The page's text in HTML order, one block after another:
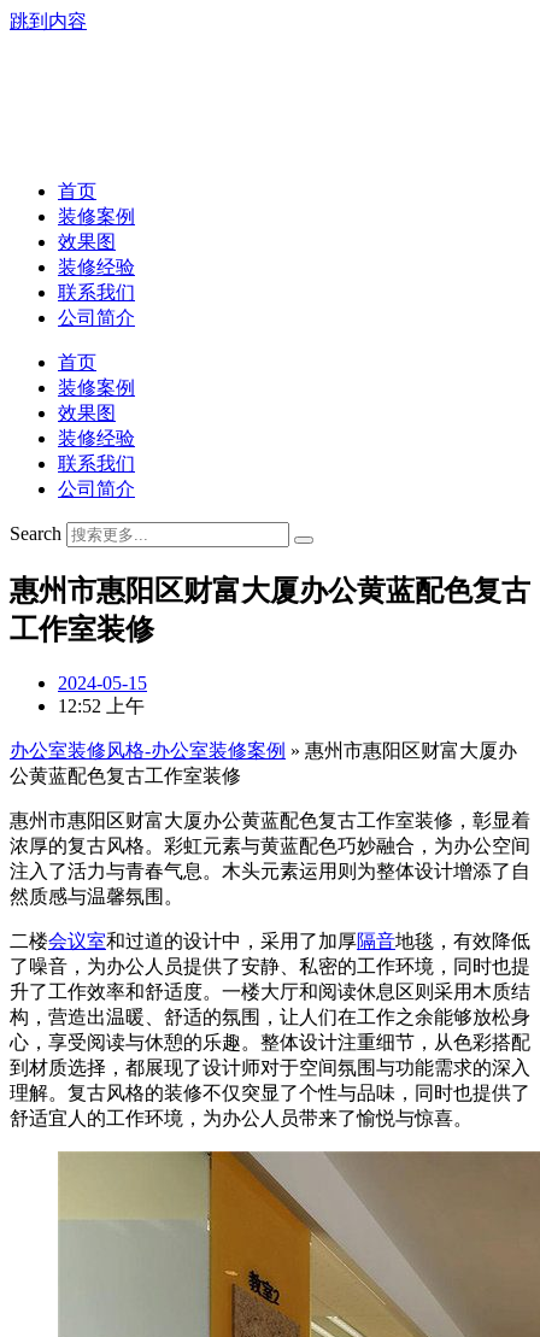
跳到内容
首页
装修案例
效果图
装修经验
联系我们
公司简介
首页
装修案例
效果图
装修经验
联系我们
公司简介
Search
惠州市惠阳区财富大厦办公黄蓝配色复古
工作室装修
2024-05-15
12:52 上午
办公室装修风格-办公室装修案例 » 惠州市惠阳区财富大厦办
公黄蓝配色复古工作室装修
惠州市惠阳区财富大厦办公黄蓝配色复古工作室装修，彰显着
浓厚的复古风格。彩虹元素与黄蓝配色巧妙融合，为办公空间
注入了活力与青春气息。木头元素运用则为整体设计增添了自
然质感与温馨氛围。
二楼会议室和过道的设计中，采用了加厚隔音地毯，有效降低
了噪音，为办公人员提供了安静、私密的工作环境，同时也提
升了工作效率和舒适度。一楼大厅和阅读休息区则采用木质结
构，营造出温暖、舒适的氛围，让人们在工作之余能够放松身
心，享受阅读与休憩的乐趣。整体设计注重细节，从色彩搭配
到材质选择，都展现了设计师对于空间氛围与功能需求的深入
理解。复古风格的装修不仅突显了个性与品味，同时也提供了
舒适宜人的工作环境，为办公人员带来了愉悦与惊喜。